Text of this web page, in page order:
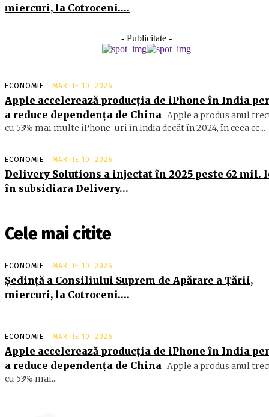
miercuri, la Cotroceni….
- Publicitate -
ECONOMIE MARTIE 10, 2026
Apple accelerează producția de iPhone în India
a reduce dependența de China Apple a produs anul
cu 53% mai multe iPhone-uri în India decât în 2024, în ceea ce...
ECONOMIE MARTIE 10, 2026
Delivery Solutions a injectat în 2025 peste 62 mil.
în subsidiara Delivery…
Cele mai citite
ECONOMIE MARTIE 10, 2026
Şedinţă a Consiliului Suprem de Apărare a Ţării,
miercuri, la Cotroceni….
ECONOMIE MARTIE 10, 2026
Apple accelerează producția de iPhone în India
a reduce dependența de China Apple a produs anul
cu 53% mai...